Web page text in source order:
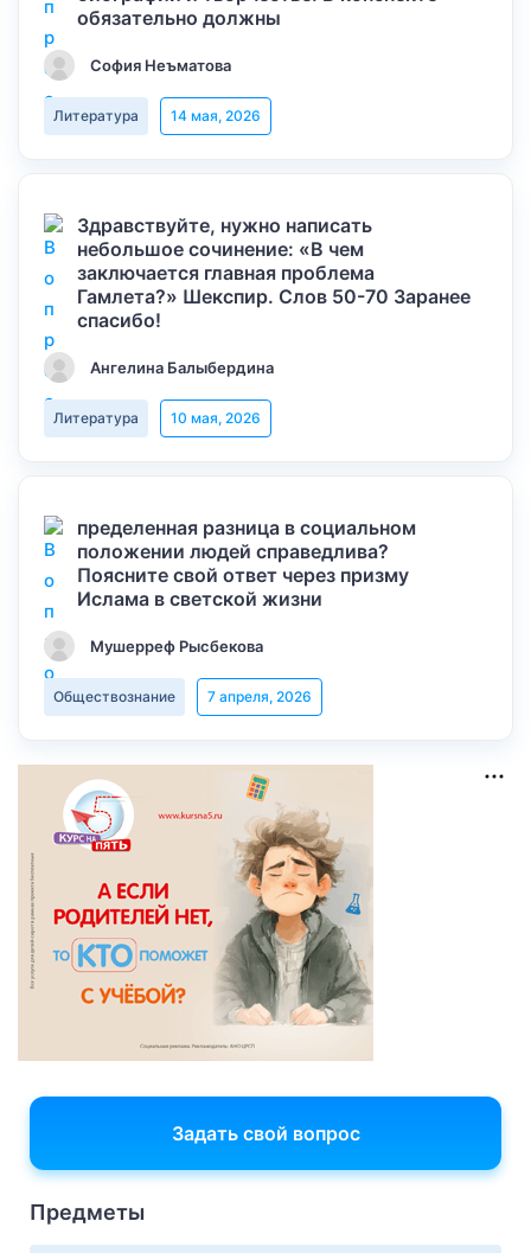
обязательно должны
София Неъматова
Литература 14 мая, 2026
Здравствуйте, нужно написать
небольшое сочинение: «В чем
заключается главная проблема
Гамлета?» Шекспир. Слов 50-70 Заранее
спасибо!
Ангелина Балыбердина
Литература 10 мая, 2026
пределенная разница в социальном
положении людей справедлива?
Поясните свой ответ через призму
Ислама в светской жизни
Мушерреф Рысбекова
Обществознание 7 апреля, 2026
Задать свой вопрос
Предметы